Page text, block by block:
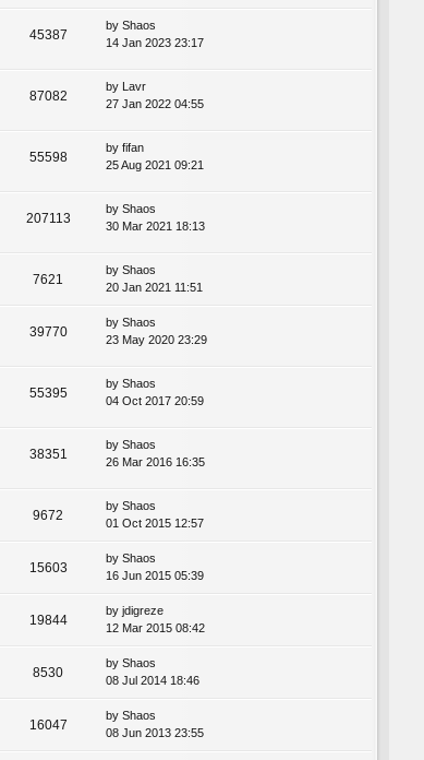
45387
by Shaos
14 Jan 2023 23:17
87082
by Lavr
27 Jan 2022 04:55
55598
by fifan
25 Aug 2021 09:21
207113
by Shaos
30 Mar 2021 18:13
7621
by Shaos
20 Jan 2021 11:51
39770
by Shaos
23 May 2020 23:29
55395
by Shaos
04 Oct 2017 20:59
38351
by Shaos
26 Mar 2016 16:35
9672
by Shaos
01 Oct 2015 12:57
15603
by Shaos
16 Jun 2015 05:39
19844
by jdigreze
12 Mar 2015 08:42
8530
by Shaos
08 Jul 2014 18:46
16047
by Shaos
08 Jun 2013 23:55